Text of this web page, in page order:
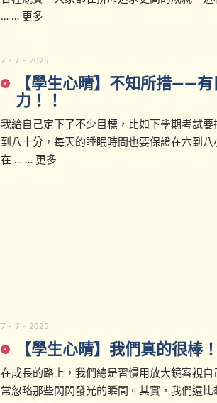
… … 更多
7 - 7 - 2025
【學生心晴】不知所措——有
力！！
我給自己定下了不少目標，比如下學期考試要
到八十分，每天的睡眠時間也要保證在六到
在 … … 更多
7 - 7 - 2025
【學生心晴】我們真的很棒！
在成長的路上，我們總是習慣用放大鏡審視自
常忽略那些閃閃發光的瞬間。其實，我們遠比